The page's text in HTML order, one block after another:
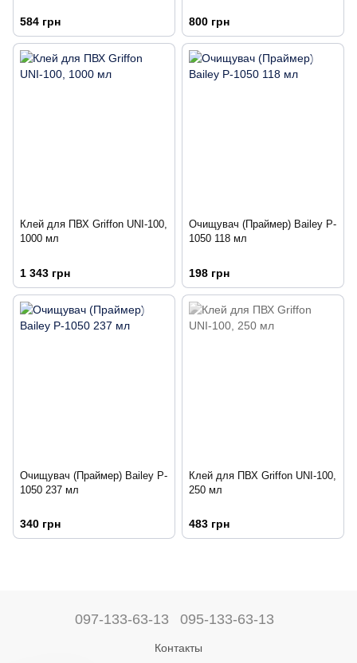
584 грн 800 грн
Клей для ПВХ Griffon UNI-100,
1000 мл
1 343 грн
Очищувач (Праймер) Bailey P-
1050 118 мл
198 грн
Очищувач (Праймер) Bailey P-
1050 237 мл
340 грн
Клей для ПВХ Griffon UNI-100,
250 мл
483 грн
097-133-63-13 095-133-63-13
Контакты